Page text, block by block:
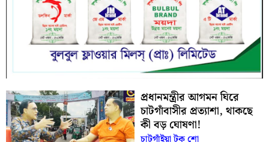
প্রধানমন্ত্রীর আগমন ঘিরে
চাটগাঁবাসীর প্রত্যাশা, থাকছে
কী বড় ঘোষণা!